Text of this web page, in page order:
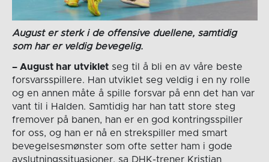
August er sterk i de offensive duellene, samtidig
som har er veldig bevegelig.
– August har utvikletseg til å bli en av våre beste
forsvarsspillere. Han utviklet seg veldig i en ny rolle
og en annen måte å spille forsvar på enn det han var
vant til i Halden. Samtidig har han tatt store steg
fremover på banen, han er en god kontringsspiller
for oss, og han er nå en strekspiller med smart
bevegelsesmønster som ofte setter ham i gode
avslutningssituasjoner, sa DHK-trener Kristian